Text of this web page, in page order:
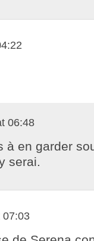
06:48
à en garder
serai.
07:03